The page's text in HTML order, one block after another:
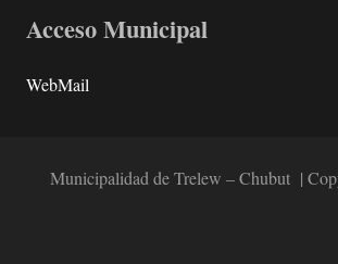
Acceso Municipal
WebMail
Municipalidad de Trelew – Chubut |